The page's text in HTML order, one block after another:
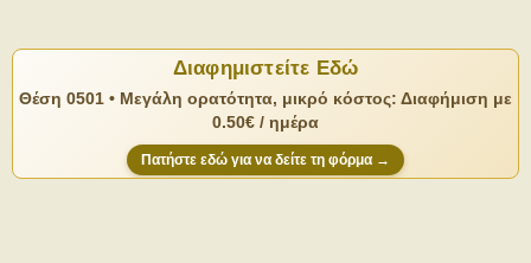
Διαφημιστείτε Εδώ
Θέση 0501 • Μεγάλη ορατότητα, μικρό κόστος: Διαφήμιση με
0.50€ / ημέρα
Πατήστε εδώ για να δείτε τη φόρμα →